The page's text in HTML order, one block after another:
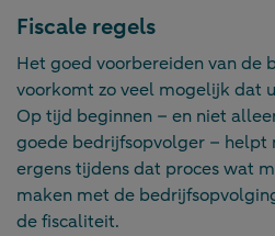
Fiscale regels
Het goed voorbereiden van de
voorkomt zo veel mogelijk dat
Op tijd beginnen – en niet
goede bedrijfsopvolger – helpt
ergens tijdens dat proces wat
maken met de
de fiscaliteit.